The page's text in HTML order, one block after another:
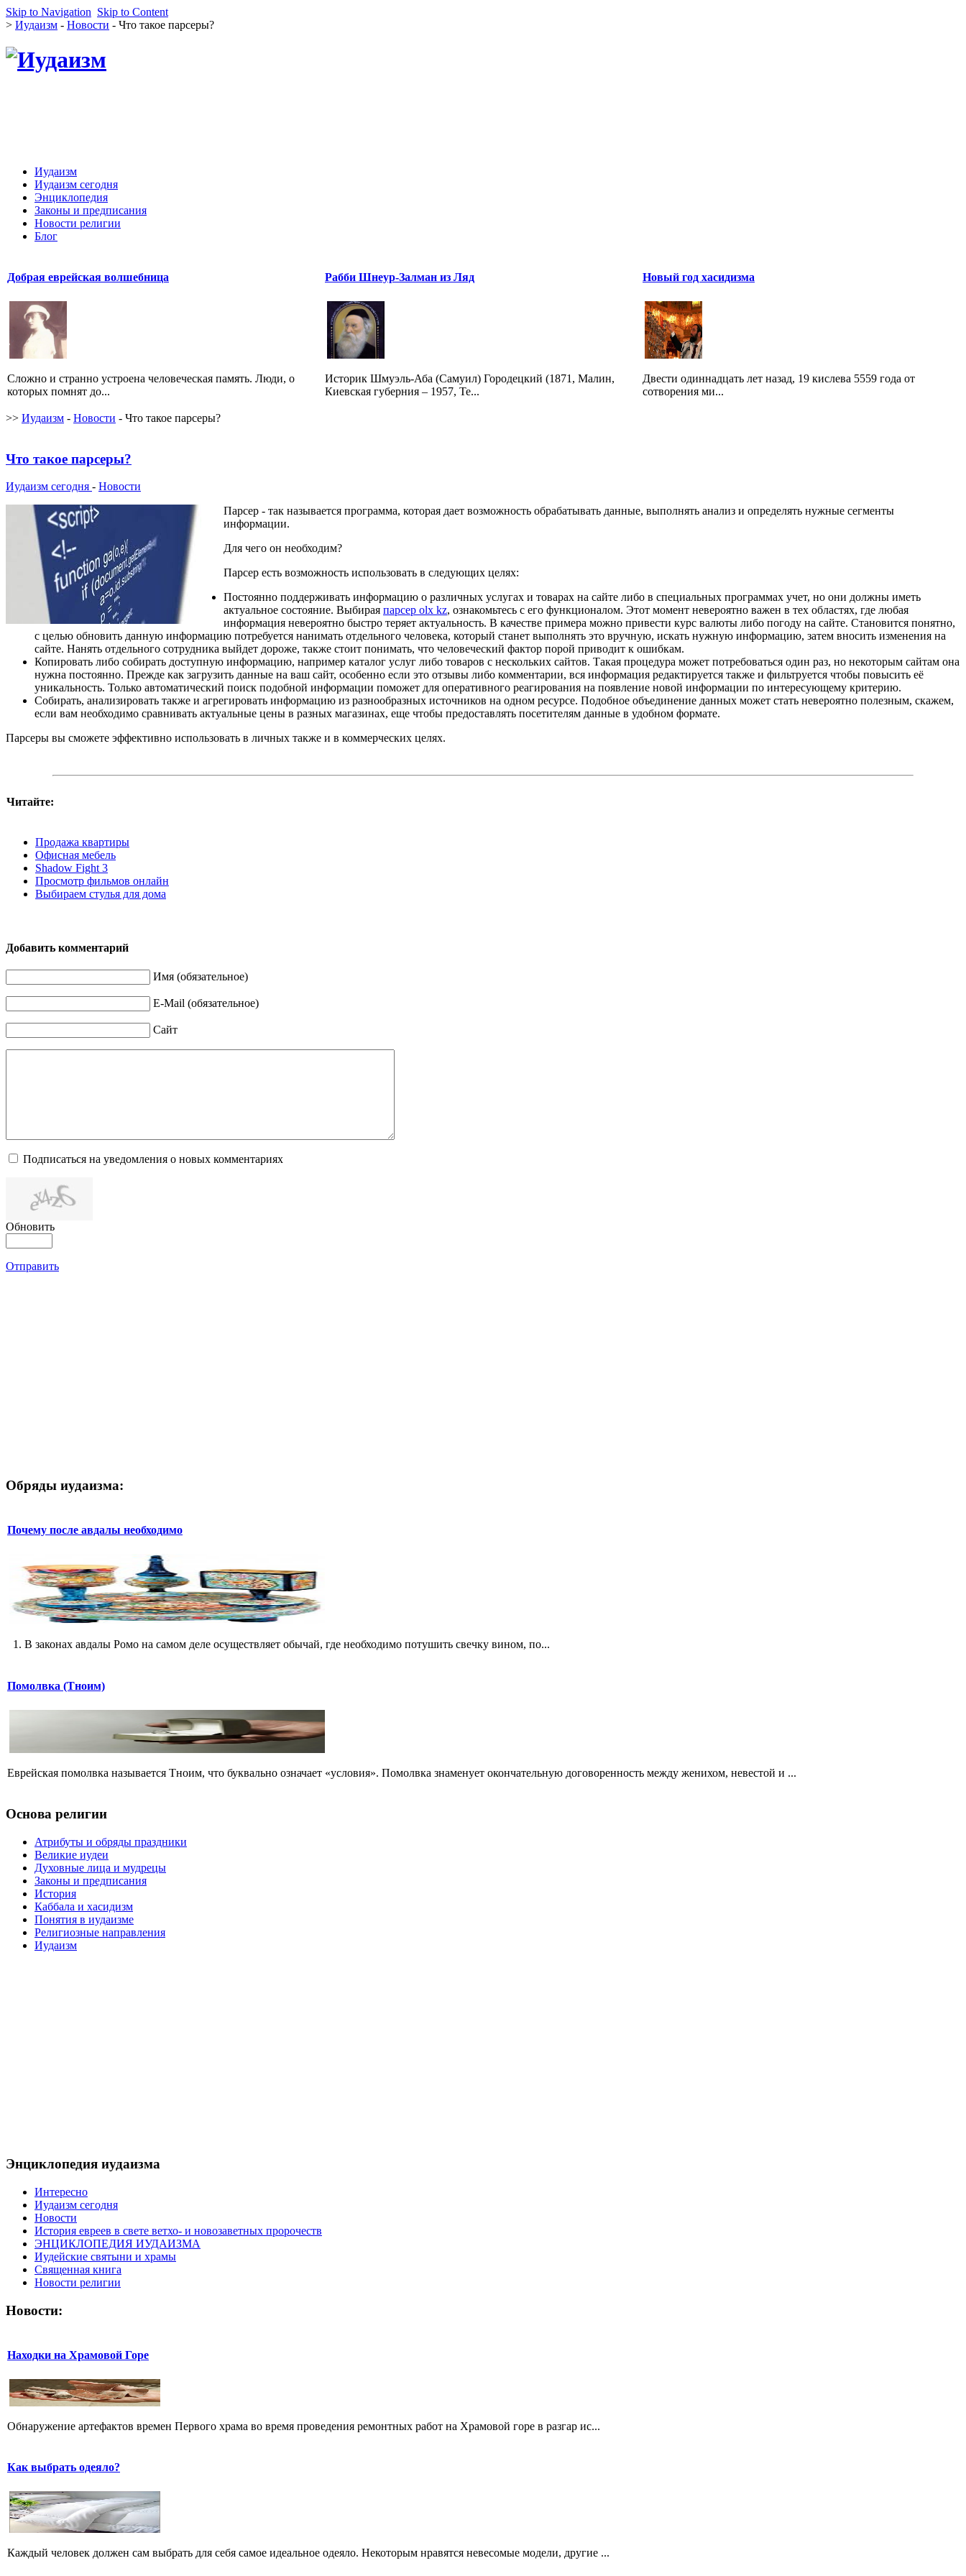
Skip to Navigation Skip to Content
> Иудаизм - Новости - Что такое парсеры?
Иудаизм
Иудаизм сегодня
Энциклопедия
Законы и предписания
Новости религии
Блог
Добрая еврейская волшебница
Сложно и странно устроена человеческая память. Люди, о
которых помнят до...
Рабби Шнеур-Залман из Ляд
Историк Шмуэль-Аба (Самуил) Городецкий (1871, Малин,
Киевская губерния – 1957, Те...
Новый год хасидизма
Двести одиннадцать лет назад, 19 кислева 5559 года от
сотворения ми...
>> Иудаизм - Новости - Что такое парсеры?
Что такое парсеры?
Иудаизм сегодня - Новости
Парсер - так называется программа, которая дает возможность обрабатывать данные, выполнять анализ и определять нужные сегменты
информации.
Для чего он необходим?
Парсер есть возможность использовать в следующих целях:
Постоянно поддерживать информацию о различных услугах и товарах на сайте либо в специальных программах учет, но они должны иметь
актуальное состояние. Выбирая парсер olx kz, ознакомьтесь с его функционалом. Этот момент невероятно важен в тех областях, где любая
информация невероятно быстро теряет актуальность. В качестве примера можно привести курс валюты либо погоду на сайте. Становится понятно,
с целью обновить данную информацию потребуется нанимать отдельного человека, который станет выполнять это вручную, искать нужную информацию, затем вносить изменения на
сайте. Нанять отдельного сотрудника выйдет дороже, также стоит понимать, что человеческий фактор порой приводит к ошибкам.
Копировать либо собирать доступную информацию, например каталог услуг либо товаров с нескольких сайтов. Такая процедура может потребоваться один раз, но некоторым сайтам она
нужна постоянно. Прежде как загрузить данные на ваш сайт, особенно если это отзывы либо комментарии, вся информация редактируется также и фильтруется чтобы повысить её
уникальность. Только автоматический поиск подобной информации поможет для оперативного реагирования на появление новой информации по интересующему критерию.
Собирать, анализировать также и агрегировать информацию из разнообразных источников на одном ресурсе. Подобное объединение данных может стать невероятно полезным, скажем,
если вам необходимо сравнивать актуальные цены в разных магазинах, еще чтобы предоставлять посетителям данные в удобном формате.
Парсеры вы сможете эффективно использовать в личных также и в коммерческих целях.
Читайте:
Продажа квартиры
Офисная мебель
Shadow Fight 3
Просмотр фильмов онлайн
Выбираем стулья для дома
Добавить комментарий
Имя (обязательное)
E-Mail (обязательное)
Сайт
Подписаться на уведомления о новых комментариях
Обновить
Отправить
Обряды иудаизма:
Почему после авдалы необходимо
1. В законах авдалы Ромо на самом деле осуществляет обычай, где необходимо потушить свечку вином, по...
Помолвка (Тноим)
Еврейская помолвка называется Тноим, что буквально означает «условия». Помолвка знаменует окончательную договоренность между женихом, невестой и ...
Основа религии
Атрибуты и обряды праздники
Великие иудеи
Духовные лица и мудрецы
Законы и предписания
История
Каббала и хасидизм
Понятия в иудаизме
Религиозные направления
Иудаизм
Энциклопедия иудаизма
Интересно
Иудаизм сегодня
Новости
История евреев в свете ветхо- и новозаветных пророчеств
ЭНЦИКЛОПЕДИЯ ИУДАИЗМА
Иудейские святыни и храмы
Священная книга
Новости религии
Новости:
Находки на Храмовой Горе
Обнаружение артефактов времен Первого храма во время проведения ремонтных работ на Храмовой горе в разгар ис...
Как выбрать одеяло?
Каждый человек должен сам выбрать для себя самое идеальное одеяло. Некоторым нравятся невесомые модели, другие ...